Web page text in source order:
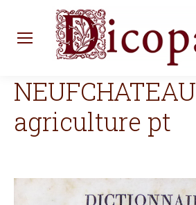
NEUFCHATEAU
agriculture pt